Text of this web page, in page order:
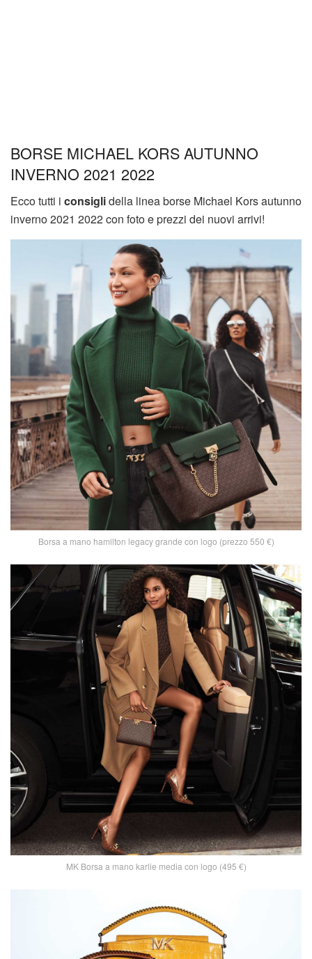
BORSE MICHAEL KORS AUTUNNO
INVERNO 2021 2022
Ecco tutti i consiglidella linea borse Michael Kors autunno
inverno 2021 2022 con foto e prezzi dei nuovi arrivi!
Borsa a mano hamilton legacy grande con logo (prezzo 550 €)
MK Borsa a mano karlie media con logo (495 €)